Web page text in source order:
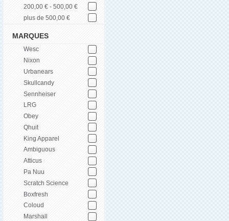
200,00 € - 500,00 €
plus de 500,00 €
MARQUES
Wesc
Nixon
Urbanears
Skullcandy
Sennheiser
LRG
Obey
Qhuit
King Apparel
Ambiguous
Atticus
Pa Nuu
Scratch Science
Boxfresh
Coloud
Marshall